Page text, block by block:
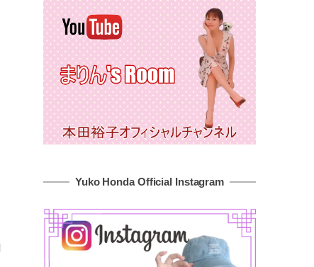
Yuko Honda Official Instagram